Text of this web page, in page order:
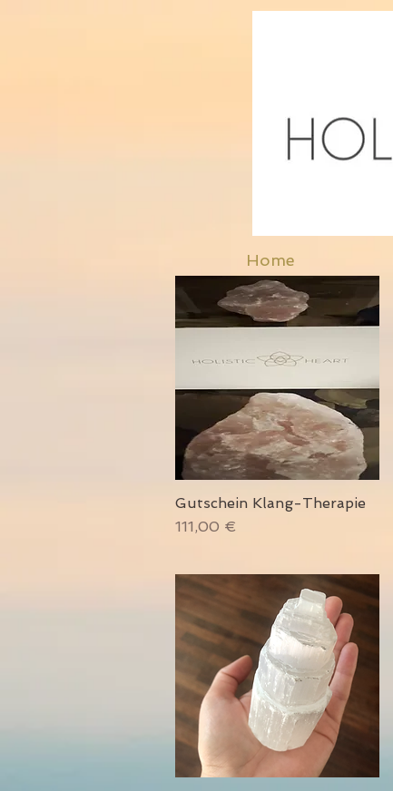
Home
Schnellansicht
Gutschein Klang-Therapie
Preis
111,00 €